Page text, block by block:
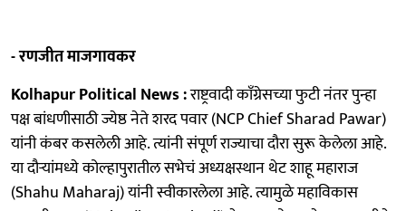
- रणजीत माजगावकर
Kolhapur Political News :राष्ट्रवादी काॅंग्रेसच्या फुटी नंतर पुन्हा
पक्ष बांधणीसाठी ज्येष्ठ नेते शरद पवार (NCP Chief Sharad Pawar)
यांनी कंबर कसलेली आहे. त्यांनी संपूर्ण राज्याचा दौरा सुरू केलेला आहे.
या दौऱ्यांमध्ये कोल्हापुरातील सभेचं अध्यक्षस्थान थेट शाहू महाराज
(Shahu Maharaj) यांनी स्वीकारलेला आहे. त्यामुळे महाविकास